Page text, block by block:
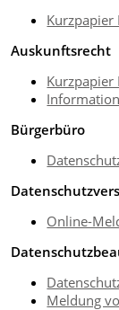
Kurzpapier
Auskunftsrecht
Kurzpapier
Bürgerbüro
Online-
Meldung